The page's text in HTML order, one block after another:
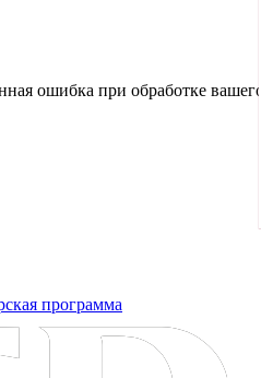
ошибка при обработке
программа